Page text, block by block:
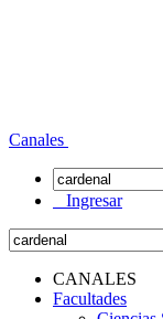
Canales
Ingresar
CANALES
Facultades